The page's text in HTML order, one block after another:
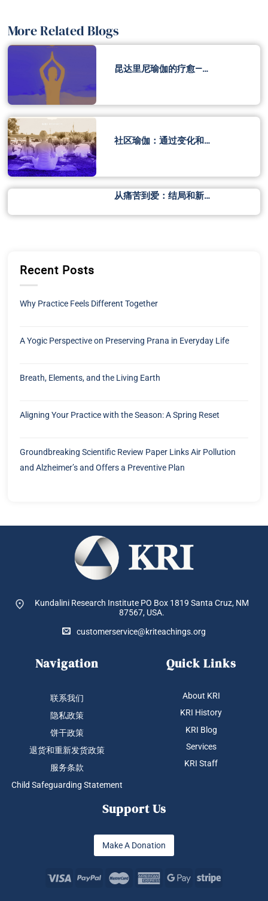
More Related Blogs
昆达里尼瑜伽的疗愈—…
社区瑜伽：通过变化和…
从痛苦到爱：结局和新…
Recent Posts
Why Practice Feels Different Together
A Yogic Perspective on Preserving Prana in Everyday Life
Breath, Elements, and the Living Earth
Aligning Your Practice with the Season: A Spring Reset
Groundbreaking Scientific Review Paper Links Air Pollution
and Alzheimer’s and Offers a Preventive Plan
Kundalini Research Institute PO Box 1819 Santa Cruz, NM
87567, USA.
customerservice@kriteachings.org
Navigation
联系我们
隐私政策
饼干政策
退货和重新发货政策
服务条款
Child Safeguarding Statement
Quick Links
About KRI
KRI History
KRI Blog
Services
KRI Staff
Support Us
Make A Donation